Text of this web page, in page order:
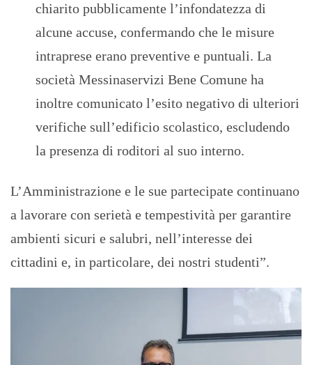
chiarito pubblicamente l’infondatezza di
alcune accuse, confermando che le misure
intraprese erano preventive e puntuali. La
società Messinaservizi Bene Comune ha
inoltre comunicato l’esito negativo di ulteriori
verifiche sull’edificio scolastico, escludendo
la presenza di roditori al suo interno.
L’Amministrazione e le sue partecipate continuano
a lavorare con serietà e tempestività per garantire
ambienti sicuri e salubri, nell’interesse dei
cittadini e, in particolare, dei nostri studenti”.